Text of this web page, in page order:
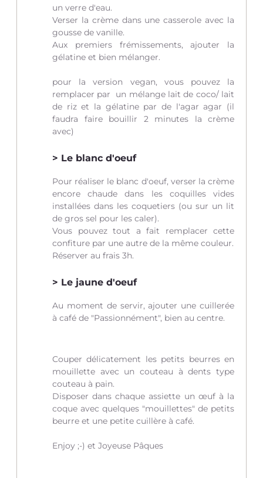
un verre d'eau.
Verser la crème dans une casserole avec la
gousse de vanille.
Aux premiers frémissements, ajouter la
gélatine et bien mélanger.
pour la version vegan, vous pouvez la
remplacer par un mélange lait de coco/ lait
de riz et la gélatine par de l'agar agar (il
faudra faire bouillir 2 minutes la crème
avec)
Le blanc d'oeuf
Pour réaliser le blanc d'oeuf, verser la crème
encore chaude dans les coquilles vides
installées dans les coquetiers (ou sur un lit
de gros sel pour les caler).
Vous pouvez tout a fait remplacer cette
confiture par une autre de la même couleur.
Réserver au frais 3h.
Le jaune d'oeuf
Au moment de servir, ajouter une cuillerée
à café de "Passionnément", bien au centre.
Couper délicatement les petits beurres en
mouillette avec un couteau à dents type
couteau à pain.
Disposer dans chaque assiette un œuf à la
coque avec quelques "mouillettes" de petits
beurre et une petite cuillère à café.
Enjoy ;-) et Joyeuse Pâques